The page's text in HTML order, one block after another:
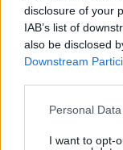
disclosure of your
IAB’s list of
also be disclosed
Downstream
Please note that
not limited to your
Personal
I want to opt-
τα πηγάδια.
μέλλον. Μια
πολιτών (με
εγγυηθεί